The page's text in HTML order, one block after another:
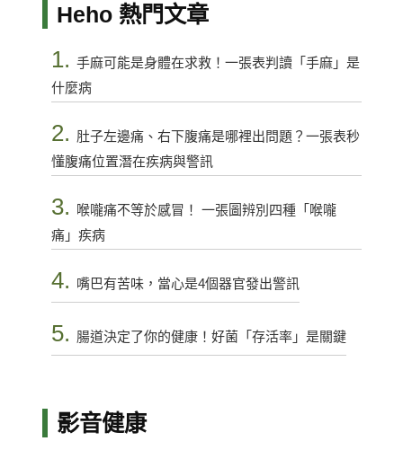
Heho 熱門文章
1. 手麻可能是身體在求救！一張表判讀「手麻」是
什麼病
2. 肚子左邊痛、右下腹痛是哪裡出問題？一張表秒
懂腹痛位置潛在疾病與警訊
3.
喉嚨痛不等於感冒！ 一張圖辨別四種「喉嚨
痛」疾病
4. 嘴巴有苦味，當心是4個器官發出警訊
5. 腸道決定了你的健康！好菌「存活率」是關鍵
影音健康